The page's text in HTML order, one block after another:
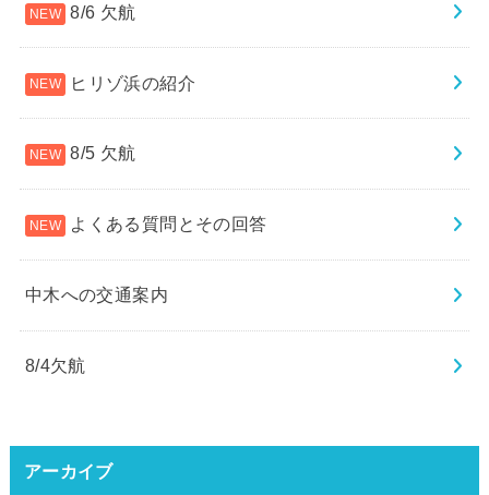
8/6 欠航
ヒリゾ浜の紹介
8/5 欠航
よくある質問とその回答
中木への交通案内
8/4欠航
アーカイブ